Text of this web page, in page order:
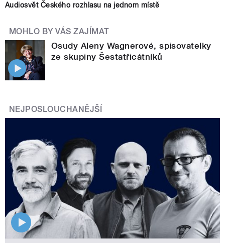
Audiosvět Českého rozhlasu na jednom místě
MOHLO BY VÁS ZAJÍMAT
Osudy Aleny Wagnerové, spisovatelky
ze skupiny Šestatřicátníků
NEJPOSLOUCHANĚJŠÍ